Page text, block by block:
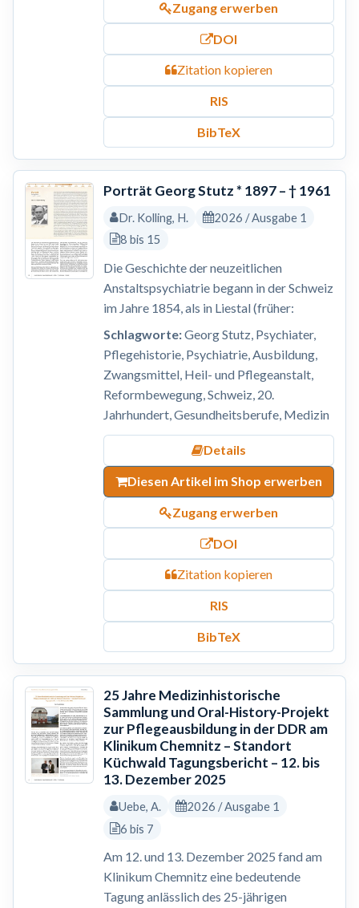
Zugang erwerben
DOI
Zitation kopieren
RIS
BibTeX
Porträt Georg Stutz * 1897 – † 1961
Dr. Kolling, H.
2026 / Ausgabe 1
8 bis 15
Die Geschichte der neuzeitlichen
Anstaltspsychiatrie begann in der Schweiz
im Jahre 1854, als in Liestal (früher:
Schlagworte:Georg Stutz, Psychiater,
Pflegehistorie, Psychiatrie, Ausbildung,
Zwangsmittel, Heil- und Pflegeanstalt,
Reformbewegung, Schweiz, 20.
Jahrhundert, Gesundheitsberufe, Medizin
Details
Diesen Artikel im Shop erwerben
Zugang erwerben
DOI
Zitation kopieren
RIS
BibTeX
25 Jahre Medizinhistorische
Sammlung und Oral-History-Projekt
zur Pflegeausbildung in der DDR am
Klinikum Chemnitz – Standort
Küchwald Tagungsbericht – 12. bis
13. Dezember 2025
Uebe, A.
2026 / Ausgabe 1
6 bis 7
Am 12. und 13. Dezember 2025 fand am
Klinikum Chemnitz eine bedeutende
Tagung anlässlich des 25-jährigen